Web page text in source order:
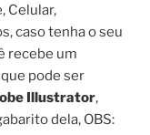
Celular,
caso tenha o seu
recebe um
pode ser
Illustrator,
dela, OBS: